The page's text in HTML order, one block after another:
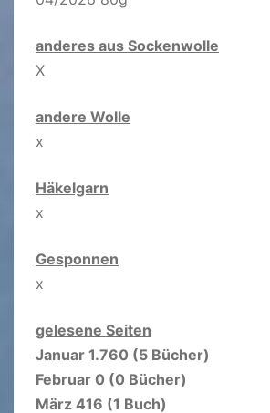
anderes aus Sockenwolle
X
andere Wolle
x
Häkelgarn
x
Gesponnen
x
gelesene Seiten
Januar 1.760 (5 Bücher)
Februar 0 (0 Bücher)
März 416 (1 Buch)